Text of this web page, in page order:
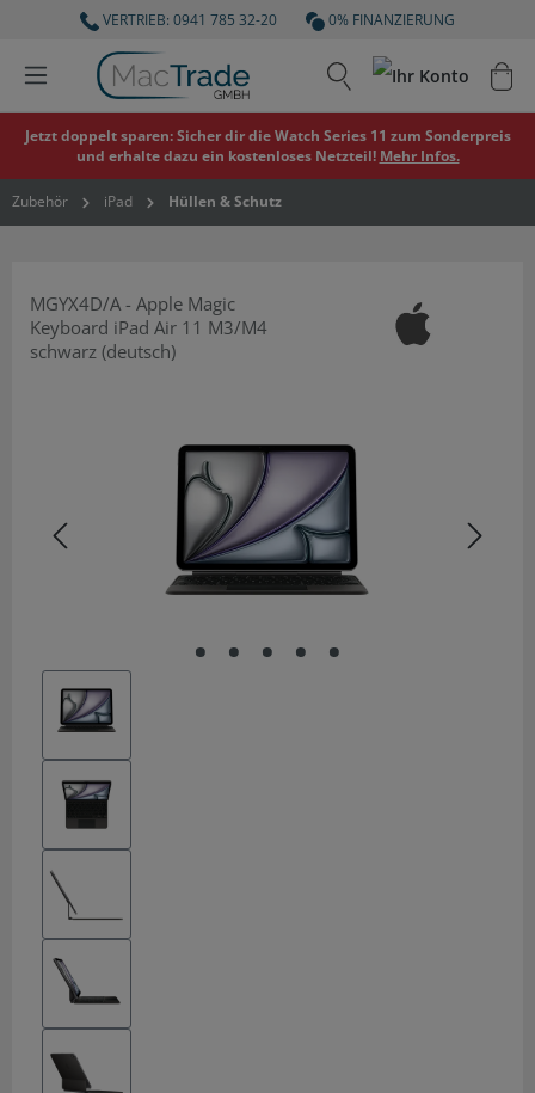
VERTRIEB: 0941 785 32-20 0% FINANZIERUNG
Jetzt doppelt sparen: Sicher dir die Watch Series 11 zum Sonderpreis
und erhalte dazu ein kostenloses Netzteil! Mehr Infos.
Zubehör iPad Hüllen & Schutz
MGYX4D/A - Apple Magic
Keyboard iPad Air 11 M3/M4
schwarz (deutsch)